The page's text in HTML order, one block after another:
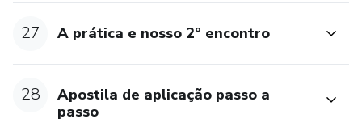
27 A prática e nosso 2º encontro
28
Apostila de aplicação passo a
passo